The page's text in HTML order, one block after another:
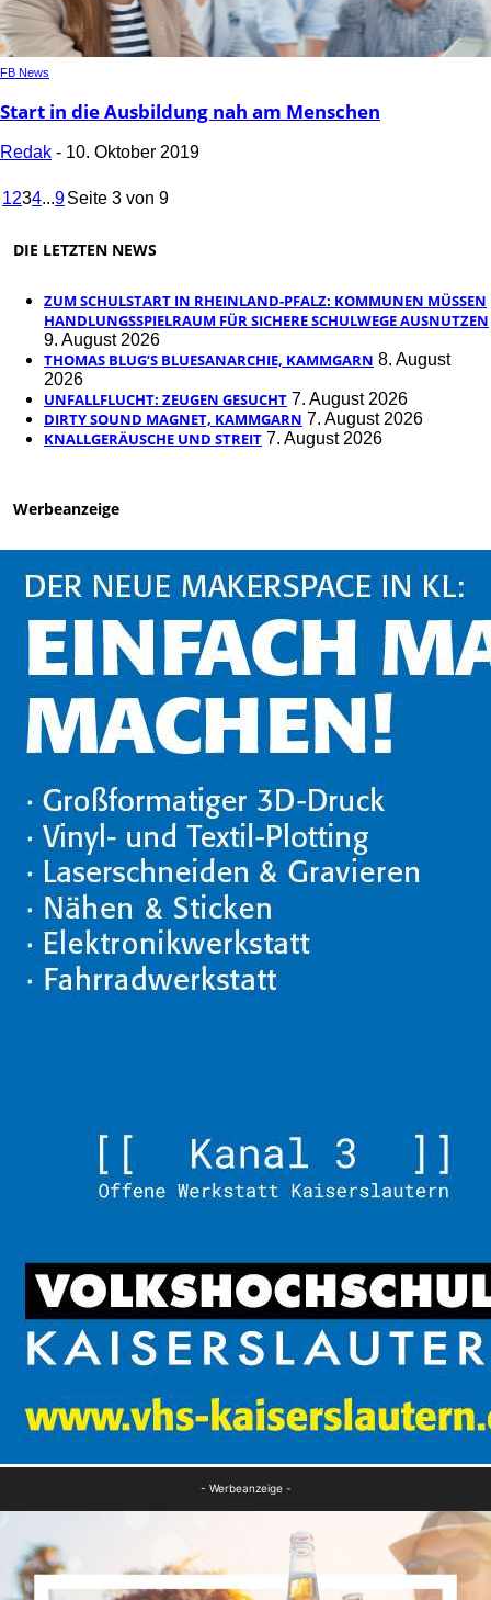
FB News
Start in die Ausbildung nah am Menschen
Redak - 10. Oktober 2019
1234...9Seite 3 von 9
DIE LETZTEN NEWS
ZUM SCHULSTART IN RHEINLAND-PFALZ: KOMMUNEN MÜSSEN
HANDLUNGSSPIELRAUM FÜR SICHERE SCHULWEGE AUSNUTZEN
9. August 2026
THOMAS BLUG’S BLUESANARCHIE, KAMMGARN 8. August
2026
UNFALLFLUCHT: ZEUGEN GESUCHT 7. August 2026
DIRTY SOUND MAGNET, KAMMGARN 7. August 2026
KNALLGERÄUSCHE UND STREIT 7. August 2026
Werbeanzeige
- Werbeanzeige -